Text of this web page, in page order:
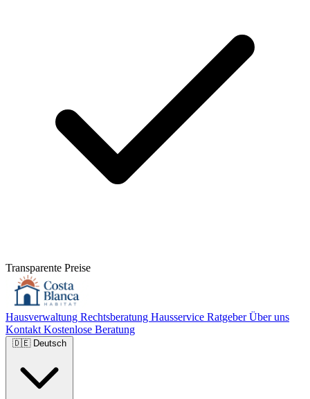
Transparente Preise
Hausverwaltung Rechtsberatung Hausservice RatgeberÜber uns
Kontakt Kostenlose Beratung
🇩🇪 Deutsch